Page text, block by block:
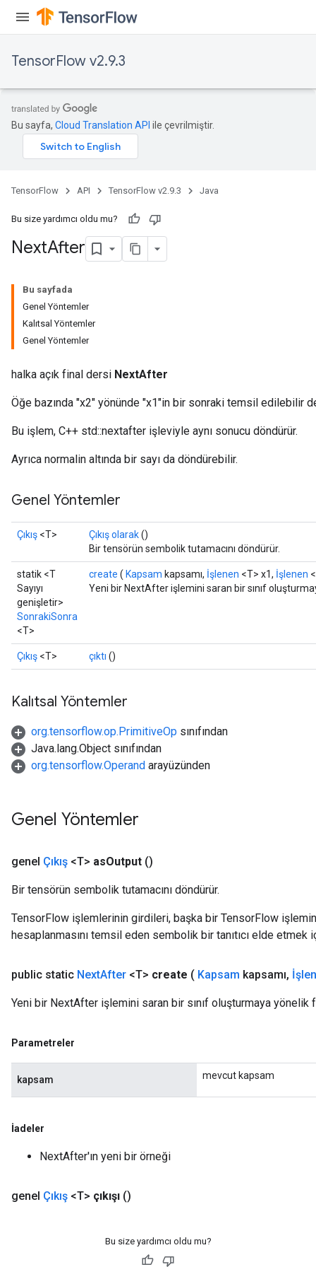
TensorFlow v2.9.3
Bu sayfa, Cloud Translation API ile çevrilmiştir.
TensorFlow API TensorFlow v2.9.3 Java
Bu size yardımcı oldu mu?
NextAfter
Bu sayfada
Genel Yöntemler
Kalıtsal Yöntemler
Genel Yöntemler
halka açık final dersi NextAfter
Öğe bazında "x2" yönünde "x1"in bir sonraki temsil edilebilir
Bu işlem, C++ std::nextafter işleviyle aynı sonucu döndürür.
Ayrıca normalin altında bir sayı da döndürebilir.
Genel Yöntemler
Çıkış <T> Çıkış olarak()
Bir tensörün sembolik tutamacını döndürür.
statik <T
Sayıyı
genişletir>
SonrakiSonra
<T>
create ( Kapsam kapsamı, İşlenen <T> x1, İşlenen
Yeni bir NextAfter işlemini saran bir sınıf
Çıkış <T> çıktı ()
Kalıtsal Yöntemler
org.tensorflow.op.PrimitiveOp sınıfından
Java.lang.Object sınıfından
org.tensorflow.Operand arayüzünden
Genel Yöntemler
genel Çıkış <T> asOutput ()
Bir tensörün sembolik tutamacını döndürür.
TensorFlow işlemlerinin girdileri, başka bir TensorFlow
hesaplanmasını temsil eden sembolik bir tanıtıcı elde etmek
public static NextAfter <T> create ( Kapsam kapsamı,
Yeni bir NextAfter işlemini saran bir sınıf oluşturmaya yönelik
Parametreler
kapsam mevcut kapsam
İadeler
NextAfter'ın yeni bir örneği
genel Çıkış <T> çıkışı ()
Bu size yardımcı oldu mu?